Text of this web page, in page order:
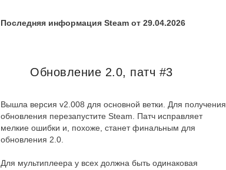
Последняя информация Steam от 29.04.2026
Обновление 2.0, патч #3
Вышла версия v2.008 для основной ветки. Для получения
обновления перезапустите Steam. Патч исправляет
мелкие ошибки и, похоже, станет финальным для
обновления 2.0.
Для мультиплеера у всех должна быть одинаковая